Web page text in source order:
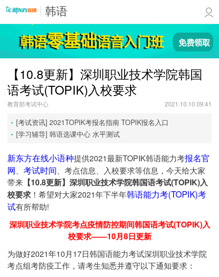
韩语
【10.8更新】深圳职业技术学院韩国
语考试(TOPIK)入校要求
教育部考试中心 2021.10.10 09:41
[考试资讯] 2021TOPIK考报名指南 TOPIK报名入口
[学习辅导] 韩语选课中心 水平测试
新东方在线小语种提供2021最新TOPIK韩语能力考报名官
网、 考试时间、考点信息、入校要求等信息，今天给大家
带来 【10.8更新】深圳职业技术学院韩国语考试(TOPIK)入
校要求 ！希望对大家2021年下半年韩语能力考(TOPIK)考
试有所帮助!
深圳职业技术学院考点疫情防控期间韩国语考试(TOPIK)入
校要求——10月8日更新
为做好2021年10月17日韩国语能力考试深圳职业技术学院
考点组考防疫工作，请考生知悉并遵守以下通知要求：